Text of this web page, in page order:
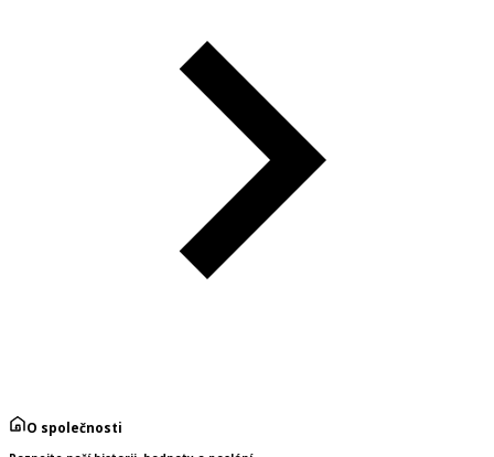
O společnosti